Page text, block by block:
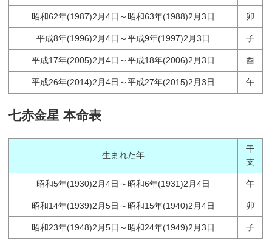
昭和62年(1987)2月4日～昭和63年(1988)2月3日 卯
平成8年(1996)2月4日～平成9年(1997)2月3日 子
平成17年(2005)2月4日～平成18年(2006)2月3日 酉
平成26年(2014)2月4日～平成27年(2015)2月3日 午
七赤金星 本命表
生まれた年
干
支
昭和5年(1930)2月4日～昭和6年(1931)2月4日 午
昭和14年(1939)2月5日～昭和15年(1940)2月4日 卯
昭和23年(1948)2月5日～昭和24年(1949)2月3日 子